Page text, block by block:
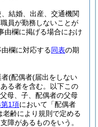
結婚、出産、交通機関
員が勤務しないことが
由欄に掲げる場合におけ
由欄に対応する同表の期
者(配偶者(届出をしない
る者を含む。以下この
父母、子、配偶者の父母
1項において「配偶者
老齢により規則で定める
障があるものをいう。